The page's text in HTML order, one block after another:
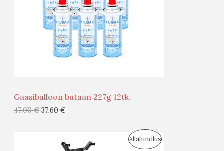
S
Gaasiballoon butaan 227g 12tk
47,00€ 37,60 €
AllahindlusS